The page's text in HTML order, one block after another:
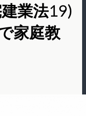
業法19)
家庭教